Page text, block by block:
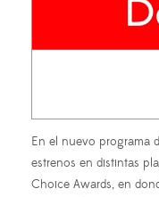
En el nuevo programa
estrenos en distintas
Choice Awards, en